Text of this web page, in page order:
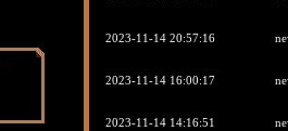
2023-11-14 20:57:16
2023-11-14 16:00:17
2023-11-14 14:16:51